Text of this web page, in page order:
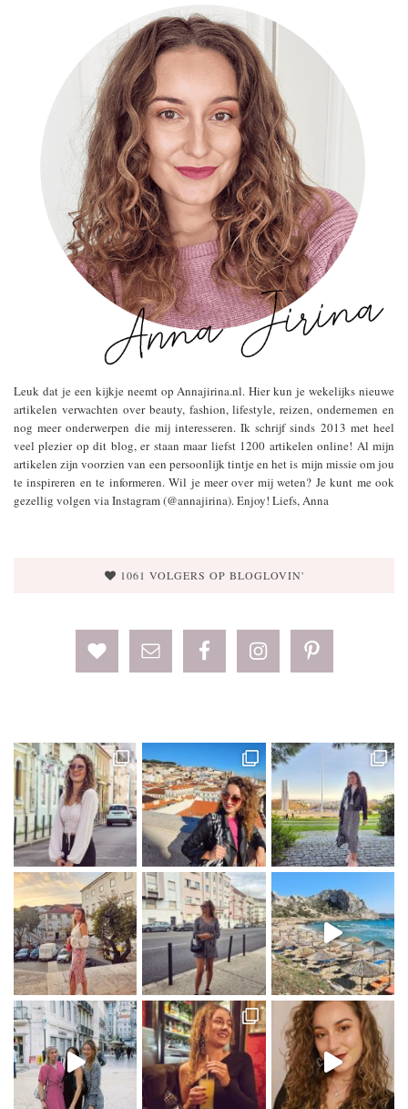
Leuk dat je een kijkje neemt op Annajirina.nl. Hier kun je wekelijks nieuwe
artikelen verwachten over beauty, fashion, lifestyle, reizen, ondernemen en
nog meer onderwerpen die mij interesseren. Ik schrijf sinds 2013 met heel
veel plezier op dit blog, er staan maar liefst 1200 artikelen online! Al mijn
artikelen zijn voorzien van een persoonlijk tintje en het is mijn missie om jou
te inspireren en te informeren. Wil je meer over mij weten? Je kunt me ook
gezellig volgen via Instagram (@annajirina). Enjoy! Liefs, Anna
1061 VOLGERS OP BLOGLOVIN'